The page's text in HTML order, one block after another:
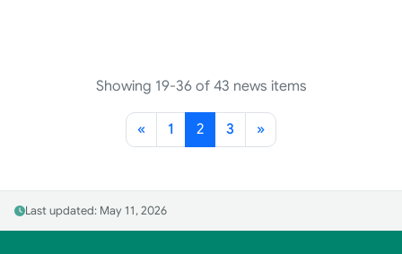
Showing 19-36 of 43 news items
« 1 2 3 »
Last updated: May 11, 2026